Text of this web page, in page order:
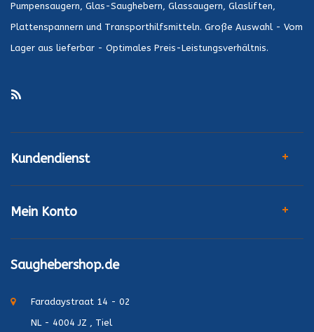
Pumpensaugern, Glas-Saughebern, Glassaugern, Glasliften,
Plattenspannern und Transporthilfsmitteln. Große Auswahl - Vom
Lager aus lieferbar - Optimales Preis-Leistungsverhältnis.
Kundendienst
Mein Konto
Saughebershop.de
Faradaystraat 14 - 02
NL - 4004 JZ , Tiel